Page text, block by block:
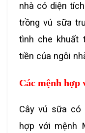
nhà có diện
trồng vú sữa
tình che khuất
tiền của ngôi
Các mệnh hợp
Cây vú sữa có
hợp với mệnh